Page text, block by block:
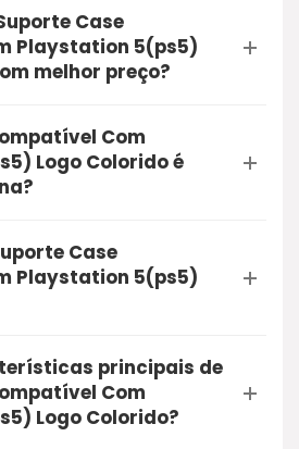
Case
Playstation 5(ps5)
melhor preço?
e recomendada para
Case Compatível Com
Colorido é através do
do produto, entrega
na sua compra online.
Com
Logo Colorido é
Compatível Com
Colorido é bom e vale
conta com excelentes
custo-benefício. É uma
recomendamos.
Case
Playstation 5(ps5)
Case Compatível Com
Logo Colorido está com uma
aproximadamente R$ 60,00.
principais de
Com
Logo Colorido?